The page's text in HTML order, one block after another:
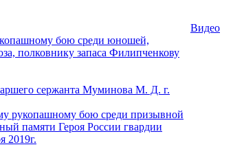
бою среди юношей,
полковнику запаса Филипченкову
сержанта Муминова М. Д. г.
рукопашному бою среди призывной
памяти Героя России гвардии
2019г.
Видео